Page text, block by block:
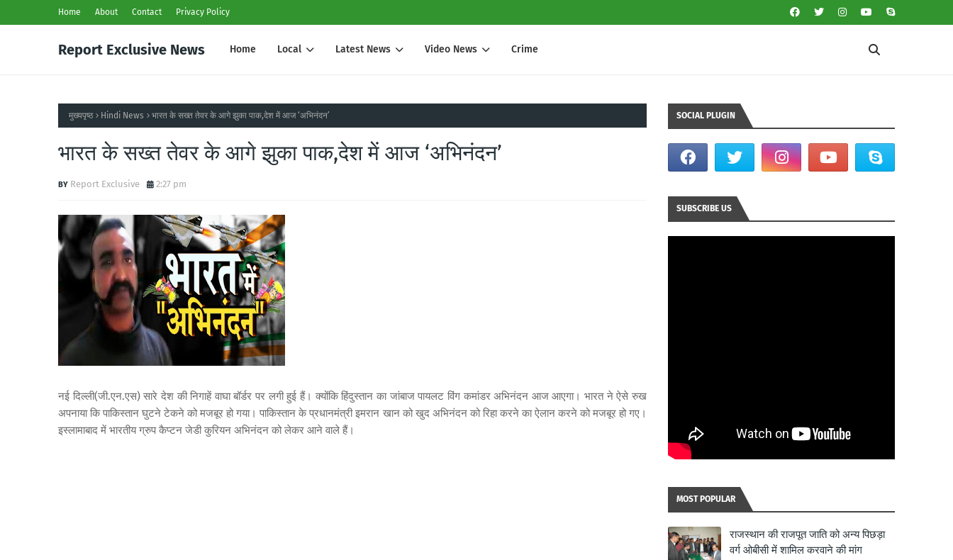
Home About Contact Privacy Policy
Report Exclusive News Home Local Latest News Video News Crime
मुख्यपृष्ठ Hindi News भारत के सख्त तेवर के आगे झुका पाक,देश में आज ‘अभिनंदन’
भारत के सख्त तेवर के आगे झुका पाक,देश में आज ‘अभिनंदन’
Report Exclusive 2:27 pm
नई दिल्ली(जी.एन.एस) सारे देश की निगाहें वाघा बॉर्डर पर लगी हुई हैं। क्योंकि हिंदुस्तान का जांबाज पायलट विंग कमांडर अभिनंदन आज आएगा। भारत ने ऐसे रुख
अपनाया कि पाकिस्तान घुटने टेकने को मजबूर हो गया। पाकिस्तान के प्रधानमंत्री इमरान खान को खुद अभिनंदन को रिहा करने का ऐलान करने को मजबूर हो गए।
इस्लामाबाद में भारतीय ग्रुप कैप्टन जेडी कुरियन अभिनंदन को लेकर आने वाले हैं।
SOCIAL PLUGIN
SUBSCRIBE US
MOST POPULAR
राजस्थान की राजपूत जाति को अन्य पिछड़ा
वर्ग ओबीसी में शामिल करवाने की मांग